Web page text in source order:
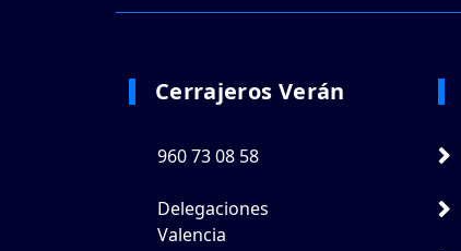
Cerrajeros Verán
960 73 08 58
Delegaciones
Valencia